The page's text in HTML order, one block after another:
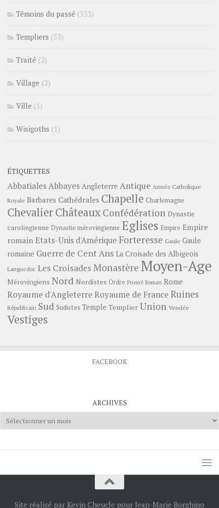
Témoins du passé (353)
Templiers (33)
Traité (2)
Village (2)
Ville (1)
Wisigoths (1)
ÉTIQUETTES
Abbatiales Abbayes Angleterre Antique Armée Catholique
Royale Barbares Cathédrales Chapelle Charlemagne
ChevalierChâteauxConfédération Dynastie
carolingienne Dynastie mérovingienne Eglises Empire Empire
romainEtats-Unis d'Amérique Forteresse Gaule Gaule
romaine Guerre de Cent Ans La Croisade des Albigeois
Languedoc Les Croisades Monastère Moyen-Age
Mérovingiens Nord Nordistes Ordre Prieuré Roman Rome
Royaume d'Angleterre Royaume de France Ruines
Républicain Sud Sudistes Temple Templier Union Vendée
Vestiges
FACEBOOK
ARCHIVES
Archives
Site réalisé par Kevin Cheucle pour Jean-Marie Borghino